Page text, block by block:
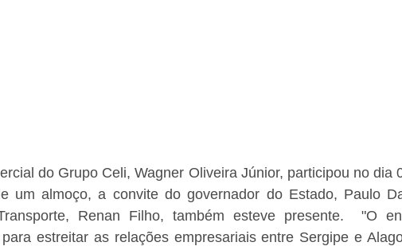
do Grupo Celi, Wagner Oliveira Júnior, participou no dia
um almoço, a convite do governador do Estado, Paulo
Renan Filho, também esteve presente.  "O
estreitar as relações empresariais entre Sergipe e